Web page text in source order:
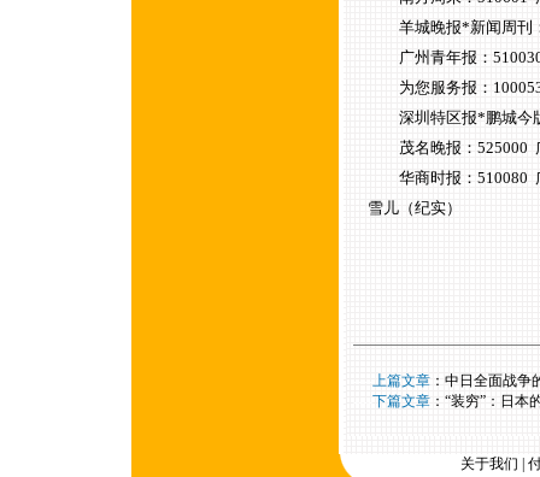
羊城晚报*新闻周刊
广州青年报：510030
为您服务报：100053
深圳特区报*鹏城今
茂名晚报：525000
华商时报：510080 广
雪儿（纪实）
上篇文章： 中日全面战争
下篇文章： “装穷”：日本
关于我们